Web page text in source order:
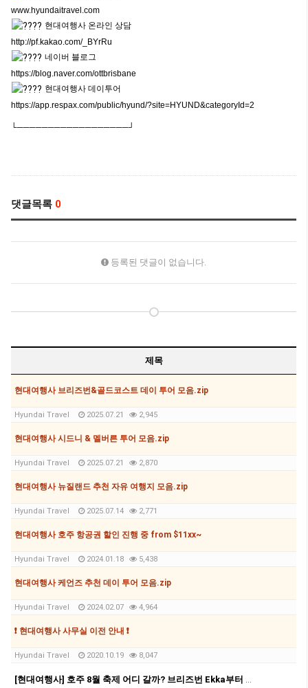
www.hyundaitravel.com
현대여행사 온라인 상담
http://pf.kakao.com/_BYrRu
네이버 블로그
https://blog.naver.com/ottbrisbane
현대여행사 데이투어
https://app.respax.com/public/hyund/?site=HYUND&categoryId=2
└──────────────────┘
댓글목록 0
등록된 댓글이 없습니다.
제목
현대여행사 브리즈번&골드코스트 데이 투어 모음.zip
Hyundai Travel 2025.07.21 2,945
현대여행사 시드니 & 멜버른 투어 모음.zip
Hyundai Travel 2025.07.21 2,870
현대여행사 뉴질랜드 추천 자유 여행지 모음.zip
Hyundai Travel 2025.07.14 2,771
현대여행사 호주 항공권 할인 진행 중 from $11xx~
Hyundai Travel 2024.01.18 5,438
현대여행사 케언즈 추천 데이 투어 모음.zip
Hyundai Travel 2024.02.07 4,964
❗ 현대여행사 사무실 이전 안내 ❗
Hyundai Travel 2020.10.19 8,047
[현대여행사] 호주 8월 축제 어디 갈까? 브리즈번 Ekka부터 멜버른 영화제, 시드니 마라톤까지